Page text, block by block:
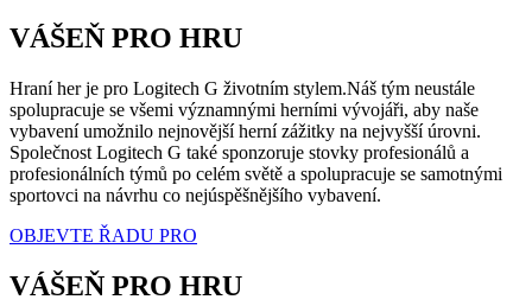
VÁŠEŇ PRO HRU
Hraní her je pro Logitech G životním stylem.Náš tým neustále
spolupracuje se všemi významnými herními vývojáři, aby naše
vybavení umožnilo nejnovější herní zážitky na nejvyšší úrovni.
Společnost Logitech G také sponzoruje stovky profesionálů a
profesionálních týmů po celém světě a spolupracuje se samotnými
sportovci na návrhu co nejúspěšnějšího vybavení.
OBJEVTE ŘADU PRO
VÁŠEŇ PRO HRU